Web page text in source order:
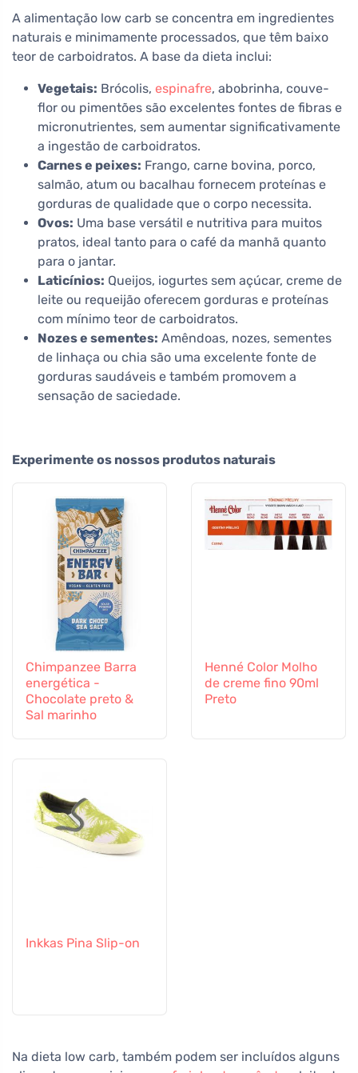
A alimentação low carb se concentra em ingredientes
naturais e minimamente processados, que têm baixo
teor de carboidratos. A base da dieta inclui:
Vegetais: Brócolis, espinafre, abobrinha, couve-
flor ou pimentões são excelentes fontes de fibras e
micronutrientes, sem aumentar significativamente
a ingestão de carboidratos.
Carnes e peixes: Frango, carne bovina, porco,
salmão, atum ou bacalhau fornecem proteínas e
gorduras de qualidade que o corpo necessita.
Ovos: Uma base versátil e nutritiva para muitos
pratos, ideal tanto para o café da manhã quanto
para o jantar.
Laticínios: Queijos, iogurtes sem açúcar, creme de
leite ou requeijão oferecem gorduras e proteínas
com mínimo teor de carboidratos.
Nozes e sementes: Amêndoas, nozes, sementes
de linhaça ou chia são uma excelente fonte de
gorduras saudáveis e também promovem a
sensação de saciedade.
Experimente os nossos produtos naturais
Chimpanzee Barra
energética -
Chocolate preto &
Sal marinho
Henné Color Molho
de creme fino 90ml
Preto
Inkkas Pina Slip-on
Na dieta low carb, também podem ser incluídos alguns